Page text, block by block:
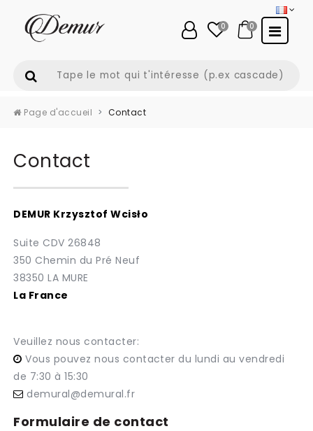
0 0
Page d'accueil Contact
Contact
DEMUR Krzysztof Wcisło
Suite CDV 26848
350 Chemin du Pré Neuf
38350 LA MURE
La France
Veuillez nous contacter:
Vous pouvez nous contacter du lundi au vendredi
de 7:30 à 15:30
demural@demural.fr
Formulaire de contact